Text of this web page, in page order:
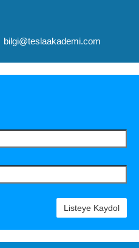
bilgi@teslaakademi.com
Listeye Kaydol